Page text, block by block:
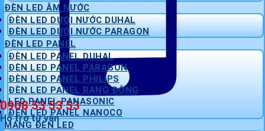
0908 53 53 53
Hỗ trợ tư vấn
ĐÈN LED ÂM NƯỚC
ĐÈN LED DƯỚI NƯỚC DUHAL
ĐÈN LED DƯỚI NƯỚC PARAGON
ĐÈN LED PANEL
ĐÈN LED PANEL DUHAL
ĐÈN LED PANEL PARAGON
ĐÈN LED PANEL PHILIPS
ĐÈN LED PANEL RẠNG ĐÔNG
LED PANEL PANASONIC
ĐÈN LED PANEL NANOCO
MÁNG ĐÈN LED